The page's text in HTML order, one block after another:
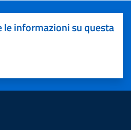
le informazioni su questa
su 5
su 5
5